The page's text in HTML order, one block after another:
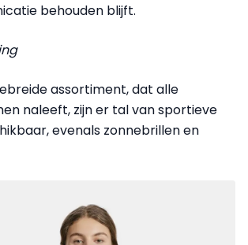
behouden blijft.
assortiment, dat alle
naleeft, zijn er tal van sportieve
evenals zonnebrillen en